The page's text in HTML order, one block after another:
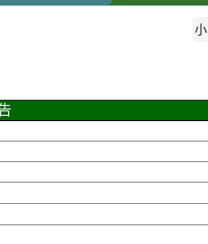
小